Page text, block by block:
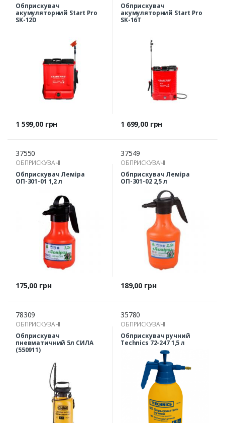
Обприскувач
акумуляторний Start Pro
SK-12D
Ціна
1 599,00 грн
Обприскувач
акумуляторний Start Pro
SK-16T
Ціна
1 699,00 грн
37550
ОБПРИСКУВАЧІ
Обприскувач Леміра
ОП-301-01 1,2 л
Ціна
175,00 грн
37549
ОБПРИСКУВАЧІ
Обприскувач Леміра
ОП-301-02 2,5 л
Ціна
189,00 грн
78309
ОБПРИСКУВАЧІ
Обприскувач
пневматичний 5л СИЛА
(550911)
35780
ОБПРИСКУВАЧІ
Обприскувач ручний
Technics 72-247 1,5 л